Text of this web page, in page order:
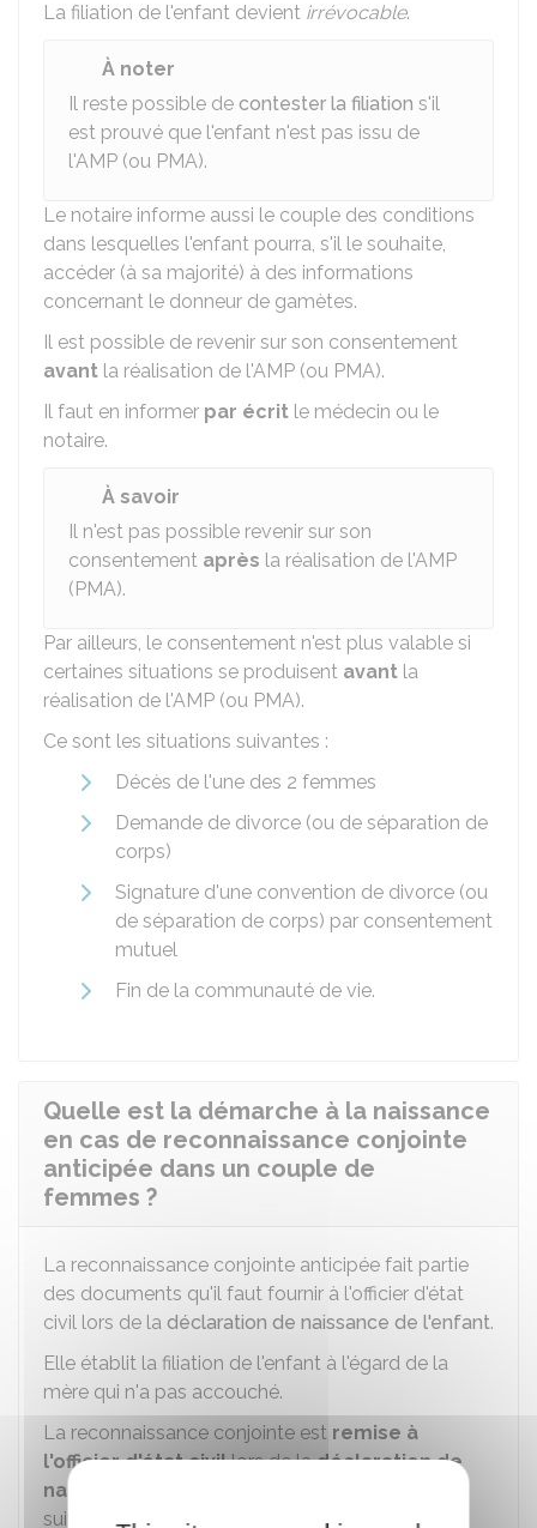
La filiation de l'enfant devient irrévocable.
À noter
Il reste possible de contester la filiation s'il
est prouvé que l'enfant n'est pas issu de
l'AMP (ou PMA).
Le notaire informe aussi le couple des conditions
dans lesquelles l'enfant pourra, s'il le souhaite,
accéder (à sa majorité) à des informations
concernant le donneur de gamètes.
Il est possible de revenir sur son consentement
avant la réalisation de l'AMP (ou PMA).
Il faut en informer par écrit le médecin ou le
notaire.
À savoir
Il n'est pas possible revenir sur son
consentement après la réalisation de l'AMP
(PMA).
Par ailleurs, le consentement n'est plus valable si
certaines situations se produisent avant la
réalisation de l'AMP (ou PMA).
Ce sont les situations suivantes :
Décès de l'une des 2 femmes
Demande de divorce (ou de séparation de
corps)
Signature d'une convention de divorce (ou
de séparation de corps) par consentement
mutuel
Fin de la communauté de vie.
Quelle est la démarche à la naissance
en cas de reconnaissance conjointe
anticipée dans un couple de
femmes ?
La reconnaissance conjointe anticipée fait partie
des documents qu'il faut fournir à l'officier d'état
civil lors de la déclaration de naissance de l'enfant.
Elle établit la filiation de l'enfant à l'égard de la
mère qui n'a pas accouché.
La reconnaissance conjointe est remise à
l'officier d'état civillors de ladéclaration de
naissance de l'enfant
suivantes :